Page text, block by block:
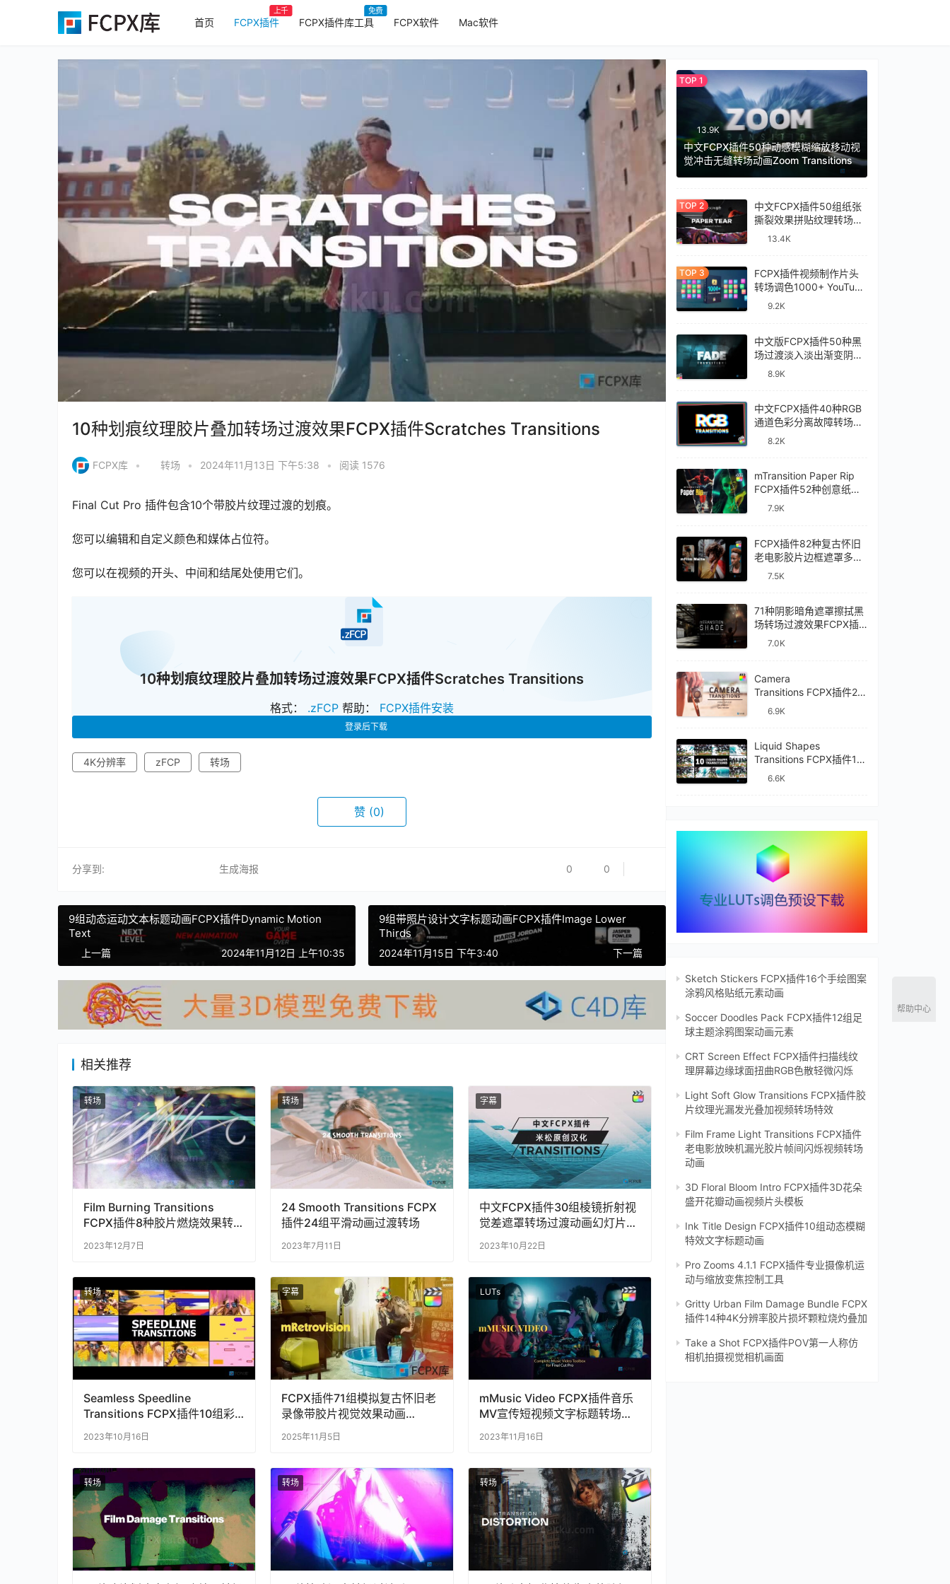
首页 FCPX插件
上千
FCPX插件库工具
免费
FCPX软件 Mac软件
10种划痕纹理胶片叠加转场过渡效果FCPX插件Scratches Transitions
FCPX库 • 转场 • 2024年11月13日 下午5:38 • 阅读 1576
Final Cut Pro 插件包含10个带胶片纹理过渡的划痕。
您可以编辑和自定义颜色和媒体占位符。
您可以在视频的开头、中间和结尾处使用它们。
10种划痕纹理胶片叠加转场过渡效果FCPX插件Scratches Transitions
格式： .zFCP 帮助： FCPX插件安装
登录后下载
已经登录？刷新
4K分辨率 zFCP 转场
赞 (0)
分享到: 生成海报 0 0
9组动态运动文本标题动画FCPX插件Dynamic Motion
Text
上一篇 2024年11月12日 上午10:35
9组带照片设计文字标题动画FCPX插件Image Lower
Thirds
下一篇
2024年11月15日 下午3:40
相关推荐
转场
Film Burning Transitions
FCPX插件8种胶片燃烧效果转
场过渡
2023年12月7日
转场
24 Smooth Transitions FCPX
插件24组平滑动画过渡转场
2023年7月11日
字幕
中文FCPX插件30组棱镜折射视
觉差遮罩转场过渡动画幻灯片视
频制作
2023年10月22日
转场
Seamless Speedline
Transitions FCPX插件10组彩
色速度线转场过渡动画
2023年10月16日
字幕
FCPX插件71组模拟复古怀旧老
录像带胶片视觉效果动画
mRetrovision
2025年11月5日
LUTs
mMusic Video FCPX插件音乐
MV宣传短视频文字标题转场特
2023年11月16日
转场 转场 转场
13.9K
中文FCPX插件50种动感模糊缩放移动视
觉冲击无缝转场动画Zoom Transitions
中文FCPX插件50组纸张
撕裂效果拼贴纹理转场过
渡预设Paper Tear
13.4K
FCPX插件视频制作片头
转场调色1000+ YouTube
Library
9.2K
中文版FCPX插件50种黑
场过渡淡入淡出渐变阴影
视频转场Fade
8.9K
中文FCPX插件40种RGB
通道色彩分离故障转场过
渡RGB Transitions
8.2K
mTransition Paper Rip
FCPX插件52种创意纸张
撕裂动画过渡转场效果
7.9K
FCPX插件82种复古怀旧
老电影胶片边框遮罩多画
面分屏效果mFilm Matte
7.5K
71种阴影暗角遮罩擦拭黑
场转场过渡效果FCPX插
件mTransition Shade
7.0K
Camera
Transitions FCPX插件27
种摄像机镜头动画转场过
6.9K
Liquid Shapes
Transitions FCPX插件10
种卡通流体图形动画转场
6.6K
Sketch Stickers FCPX插件16个手绘图案
涂鸦风格贴纸元素动画
Soccer Doodles Pack FCPX插件12组足
球主题涂鸦图案动画元素
CRT Screen Effect FCPX插件扫描线纹
理屏幕边缘球面扭曲RGB色散轻微闪烁‌
Light Soft Glow Transitions FCPX插件胶
片纹理光漏发光叠加视频转场特效
Film Frame Light Transitions FCPX插件
老电影放映机漏光胶片帧间闪烁视频转场
动画
3D Floral Bloom Intro FCPX插件3D花朵
盛开花瓣动画视频片头模板
Ink Title Design FCPX插件10组动态模糊
特效文字标题动画
Pro Zooms 4.1.1 FCPX插件专业摄像机运
动与缩放变焦控制工具
Gritty Urban Film Damage Bundle FCPX
插件14种4K分辨率胶片损坏颗粒烧灼叠加
Take a Shot FCPX插件POV第一人称仿
相机拍摄视觉相机画面
帮助中心